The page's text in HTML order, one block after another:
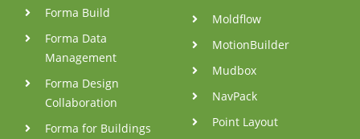
Forma Build
Forma Data
Management
Forma Design
Collaboration
Forma for Buildings
Moldflow
MotionBuilder
Mudbox
NavPack
Point Layout